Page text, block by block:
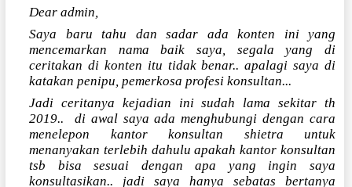
Dear admin,
Saya baru tahu dan sadar ada konten ini yang
mencemarkan nama baik saya, segala yang di
ceritakan di konten itu tidak benar.. apalagi saya di
katakan penipu, pemerkosa profesi konsultan...
Jadi ceritanya kejadian ini sudah lama sekitar th
2019..
di awal saya ada menghubungi dengan cara
menelepon kantor konsultan shietra untuk
menanyakan terlebih dahulu apakah kantor konsultan
tsb bisa sesuai dengan apa yang ingin saya
konsultasikan.. jadi saya hanya sebatas bertanya